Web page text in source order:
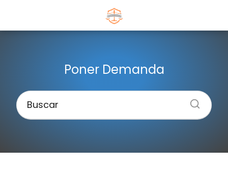
Poner Demanda